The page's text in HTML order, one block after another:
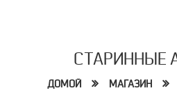
СТАРИННЫЕ
ДОМОЙ МАГАЗИН